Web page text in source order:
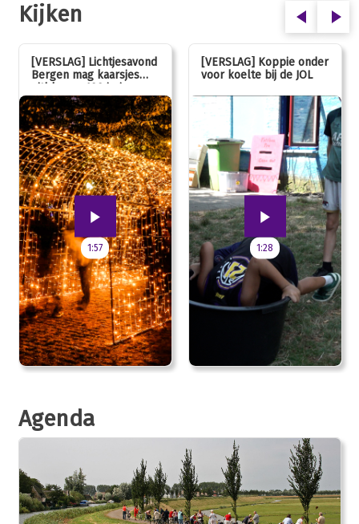
Kijken
[VERSLAG] Lichtjesavond
Bergen mag kaarsjes
uitblazen: 100 jarig
jubileum!
1:57
[VERSLAG] Koppie onder
voor koelte bij de JOL
1:28
Agenda